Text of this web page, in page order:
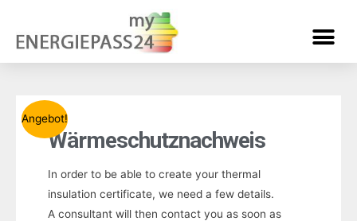
Angebot!
Wärmeschutznachweis
In order to be able to create your thermal
insulation certificate, we need a few details.
A consultant will then contact you as soon as